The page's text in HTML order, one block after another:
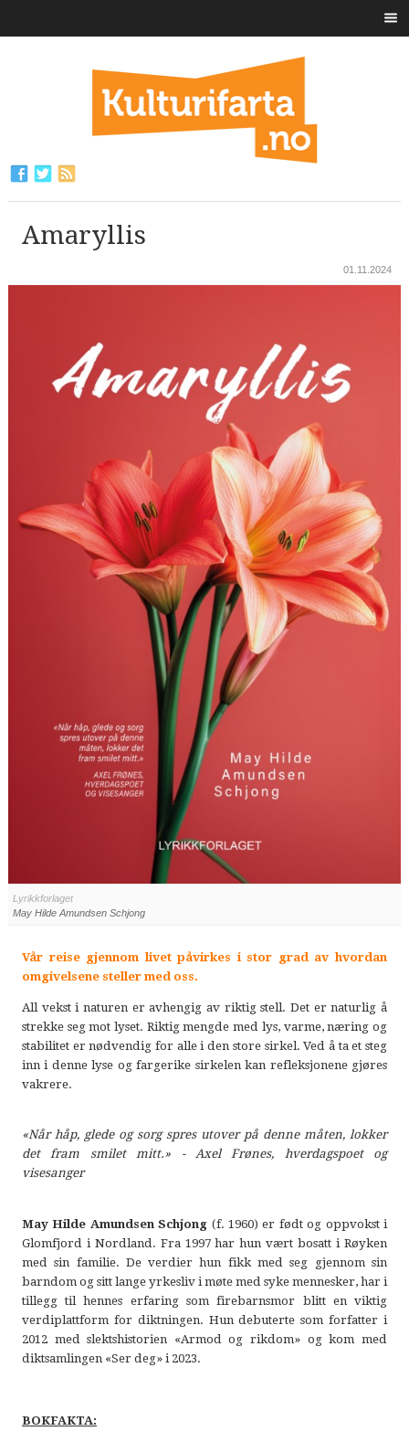
Amaryllis
01.11.2024
Lyrikkforlaget
May Hilde Amundsen Schjong
Vår reise gjennom livet påvirkes i stor grad av hvordan
omgivelsene steller med oss.
All vekst i naturen er avhengig av riktig stell. Det er naturlig å
strekke seg mot lyset. Riktig mengde med lys, varme, næring og
stabilitet er nødvendig for alle i den store sirkel. Ved å ta et steg
inn i denne lyse og fargerike sirkelen kan refleksjonene gjøres
vakrere.
«Når håp, glede og sorg spres utover på denne måten, lokker
det fram smilet mitt.» - Axel Frønes, hverdagspoet og
visesanger
May Hilde Amundsen Schjong (f. 1960) er født og oppvokst i
Glomfjord i Nordland. Fra 1997 har hun vært bosatt i Røyken
med sin familie. De verdier hun fikk med seg gjennom sin
barndom og sitt lange yrkesliv i møte med syke mennesker, har i
tillegg til hennes erfaring som firebarnsmor blitt en viktig
verdiplattform for diktningen. Hun debuterte som forfatter i
2012 med slektshistorien «Armod og rikdom» og kom med
diktsamlingen «Ser deg» i 2023.
BOKFAKTA: